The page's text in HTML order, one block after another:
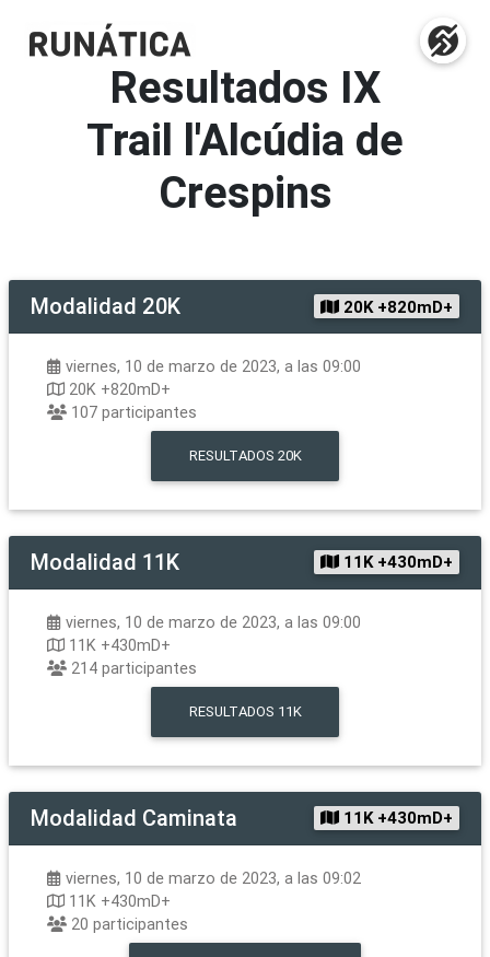
Resultados IX
Trail l'Alcúdia de
Crespins
Modalidad 20K 20K +820mD+
viernes, 10 de marzo de 2023, a las 09:00
20K +820mD+
107 participantes
RESULTADOS 20K
Modalidad 11K 11K +430mD+
viernes, 10 de marzo de 2023, a las 09:00
11K +430mD+
214 participantes
RESULTADOS 11K
Modalidad Caminata 11K +430mD+
viernes, 10 de marzo de 2023, a las 09:02
11K +430mD+
20 participantes